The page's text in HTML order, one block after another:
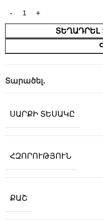
ՏԵՂԱԴՐԵԼ
Տարածել․
ՍԱՐՔԻ ՏԵՍԱԿԸ
ՀԶՈՐՈՒԹՅՈՒՆ
ՔԱՇ